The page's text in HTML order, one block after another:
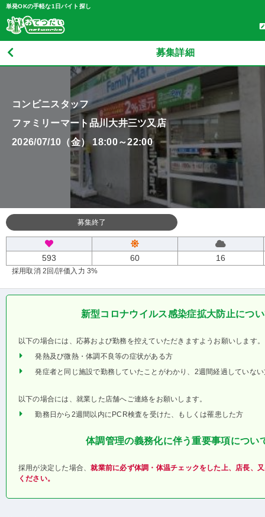
単発OKの手軽な1日バイト探し
募集詳細
コンビニスタッフ
ファミリーマート品川大井三ツ又店
2026/07/10（金） 18:00～22:00
募集終了
593 60 16
採用取消 2回 /評価入力 3%
新型コロナウイルス感染症拡大防止につ
以下の場合には、応募および勤務を控えていただきますようお願いします。
発熱及び微熱・体調不良等の症状がある方
発症者と同じ施設で勤務していたことがわかり、2週間経過していな
以下の場合には、就業した店舗へご連絡をお願いします。
勤務日から2週間以内にPCR検査を受けた、もしくは罹患した方
体調管理の義務化に伴う重要事項につい
採用が決定した場合、就業前に必ず体調・体温チェックをした上、店長、
ください。